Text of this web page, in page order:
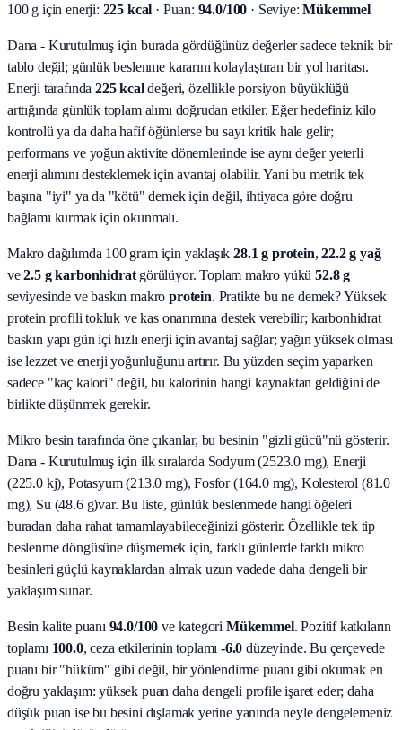
100 g için enerji: 225 kcal · Puan: 94.0/100 · Seviye: Mükemmel
Dana - Kurutulmuş için burada gördüğünüz değerler sadece teknik bir
tablo değil; günlük beslenme kararını kolaylaştıran bir yol haritası.
Enerji tarafında225 kcaldeğeri, özellikle porsiyon büyüklüğü
arttığında günlük toplam alımı doğrudan etkiler. Eğer hedefiniz kilo
kontrolü ya da daha hafif öğünlerse bu sayı kritik hale gelir;
performans ve yoğun aktivite dönemlerinde ise aynı değer yeterli
enerji alımını desteklemek için avantaj olabilir. Yani bu metrik tek
başına "iyi" ya da "kötü" demek için değil, ihtiyaca göre doğru
bağlamı kurmak için okunmalı.
Makro dağılımda 100 gram için yaklaşık28.1 g protein, 22.2g yağ
ve2.5g karbonhidratgörülüyor. Toplam makro yükü52.8g
seviyesinde ve baskın makro protein. Pratikte bu ne demek? Yüksek
protein profili tokluk ve kas onarımına destek verebilir; karbonhidrat
baskın yapı gün içi hızlı enerji için avantaj sağlar; yağın yüksek olması
ise lezzet ve enerji yoğunluğunu artırır. Bu yüzden seçim yaparken
sadece "kaç kalori" değil, bu kalorinin hangi kaynaktan geldiğini de
birlikte düşünmek gerekir.
Mikro besin tarafında öne çıkanlar, bu besinin "gizli gücü"nü gösterir.
Dana - Kurutulmuş için ilk sıralarda Sodyum (2523.0 mg), Enerji
(225.0 kj), Potasyum (213.0 mg), Fosfor (164.0 mg), Kolesterol (81.0
mg), Su (48.6 g)var. Bu liste, günlük beslenmede hangi öğeleri
buradan daha rahat tamamlayabileceğinizi gösterir. Özellikle tek tip
beslenme döngüsüne düşmemek için, farklı günlerde farklı mikro
besinleri güçlü kaynaklardan almak uzun vadede daha dengeli bir
yaklaşım sunar.
Besin kalite puanı 94.0/100 ve kategori Mükemmel. Pozitif katkıların
toplamı 100.0, ceza etkilerinin toplamı -6.0 düzeyinde. Bu çerçevede
puanı bir "hüküm" gibi değil, bir yönlendirme puanı gibi okumak en
doğru yaklaşım: yüksek puan daha dengeli profile işaret eder; daha
düşük puan ise bu besini dışlamak yerine yanında neyle dengelemeniz